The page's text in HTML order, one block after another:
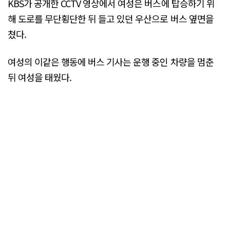
KBS가 공개한 CCTV 영상에서 여성은 버스에 탑승하기 위
해 도로를 무단횡단한 뒤 들고 있던 우산으로 버스 옆면을
쳤다.
여성의 이같은 행동에 버스 기사는 운행 중인 차량을 멈춘
뒤 여성을 태웠다.